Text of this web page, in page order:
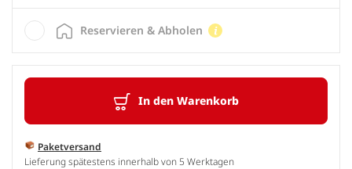
In den Warenkorb
Paketversand
Lieferung spätestens innerhalb von 5 Werktagen
Reservieren & Abholen